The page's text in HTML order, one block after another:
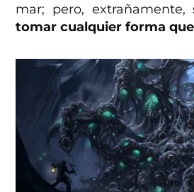
mar; pero, extrañamente,
tomar cualquier forma